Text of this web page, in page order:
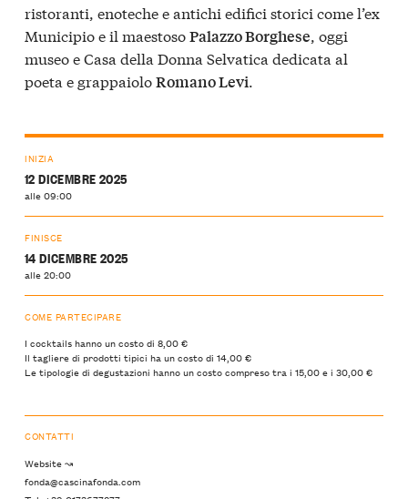
ristoranti, enoteche e antichi edifici storici come l’ex
Municipio e il maestosoPalazzo Borghese, oggi
museo e Casa della Donna Selvatica dedicata al
poeta e grappaioloRomano Levi.
INIZIA
12 DICEMBRE 2025
alle 09:00
FINISCE
14 DICEMBRE 2025
alle 20:00
COME PARTECIPARE
I cocktails hanno un costo di 8,00 €
Il tagliere di prodotti tipici ha un costo di 14,00 €
Le tipologie di degustazioni hanno un costo compreso tra i 15,00 e i 30,00 €
CONTATTI
Website ↝
fonda@cascinafonda.com